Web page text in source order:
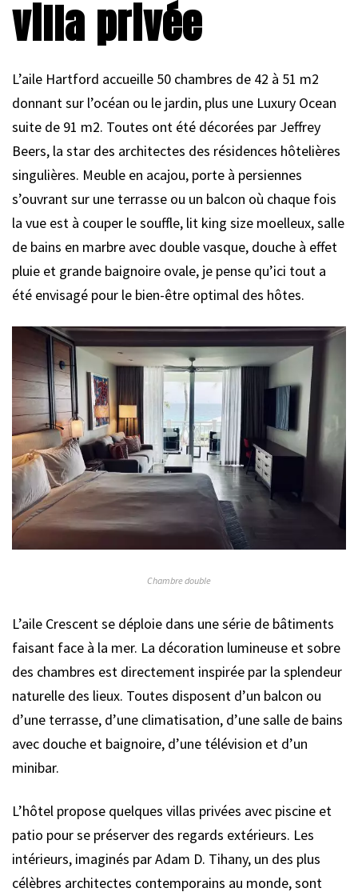
villa privée
L’aile Hartford accueille 50 chambres de 42 à 51 m2
donnant sur l’océan ou le jardin, plus une Luxury Ocean
suite de 91 m2. Toutes ont été décorées par Jeffrey
Beers, la star des architectes des résidences hôtelières
singulières. Meuble en acajou, porte à persiennes
s’ouvrant sur une terrasse ou un balcon où chaque fois
la vue est à couper le souffle, lit king size moelleux, salle
de bains en marbre avec double vasque, douche à effet
pluie et grande baignoire ovale, je pense qu’ici tout a
été envisagé pour le bien-être optimal des hôtes.
Chambre double
L’aile Crescent se déploie dans une série de bâtiments
faisant face à la mer. La décoration lumineuse et sobre
des chambres est directement inspirée par la splendeur
naturelle des lieux. Toutes disposent d’un balcon ou
d’une terrasse, d’une climatisation, d’une salle de bains
avec douche et baignoire, d’une télévision et d’un
minibar.
L’hôtel propose quelques villas privées avec piscine et
patio pour se préserver des regards extérieurs. Les
intérieurs, imaginés par Adam D. Tihany, un des plus
célèbres architectes contemporains au monde, sont